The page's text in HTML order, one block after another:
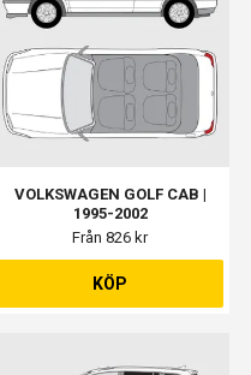
VOLKSWAGEN GOLF CAB |
1995-2002
Från 826 kr
KÖP